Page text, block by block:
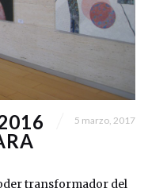
5 marzo, 2017
transformador del